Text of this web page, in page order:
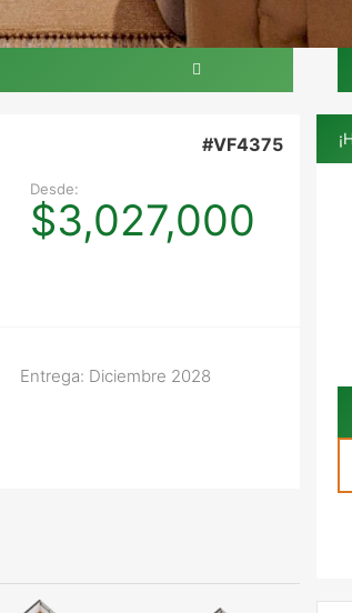
Desde:
$3,027,000
#VF4375
Entrega: Diciembre 2028